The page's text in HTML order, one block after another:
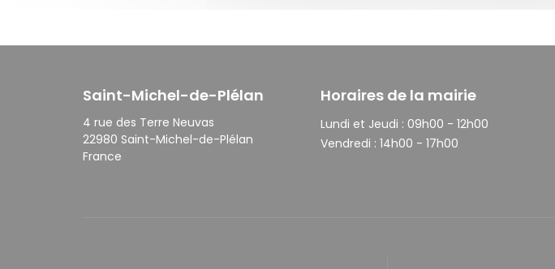
Saint-Michel-de-Plélan
4 rue des Terre Neuvas
22980 Saint-Michel-de-Plélan
France
Horaires de la mairie
Lundi et Jeudi : 09h00 - 12h00
Vendredi : 14h00 - 17h00